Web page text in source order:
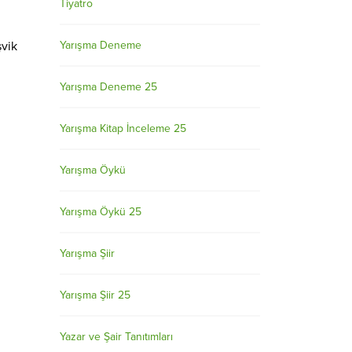
Tiyatro
Yarışma Deneme
Yarışma Deneme 25
Yarışma Kitap İnceleme 25
Yarışma Öykü
Yarışma Öykü 25
Yarışma Şiir
Yarışma Şiir 25
Yazar ve Şair Tanıtımları